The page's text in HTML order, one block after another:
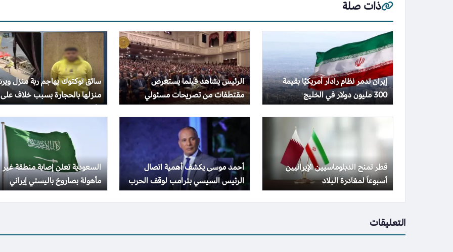
ذات صلة
إيران تدمر نظام رادار أمريكيًا بقيمة
300 مليون دولار في الخليج
الرئيس يشاهد فيلما يستعرض
مقتطفات من تصريحات مسئولي
شركات الطاقة خلال إيجبس 2026
سائق توكتوك يهاجم ربة منزل
منزلها بالحجارة بسبب خلاف على
الأجرة
قطر تمنح الدبلوماسيين الإيرانيين
أسبوعاً لمغادرة البلاد
أحمد موسى يكشف أهمية اتصال
الرئيس السيسي بترامب لوقف الحرب
السعودية تعلن إصابة منطقة غير
مأهولة بصاروخ باليستي إيراني
التعليقات